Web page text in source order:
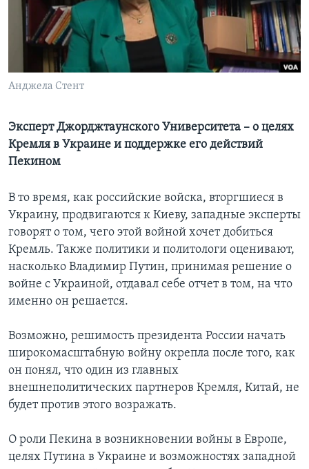
Learning English
СОЦИАЛЬНЫЕ СЕТИ
Языки
Анджела Стент
Эксперт Джорджтаунского Университета – о целях
Кремля в Украине и поддержке его действий
Пекином
В то время, как российские войска, вторгшиеся в
Украину, продвигаются к Киеву, западные эксперты
говорят о том, чего этой войной хочет добиться
Кремль. Также политики и политологи оценивают,
насколько Владимир Путин, принимая решение о
войне с Украиной, отдавал себе отчет в том, на что
именно он решается.
Возможно, решимость президента России начать
широкомасштабную войну окрепла после того, как
он понял, что один из главных
внешнеполитических партнеров Кремля, Китай, не
будет против этого возражать.
О роли Пекина в возникновении войны в Европе,
целях Путина в Украине и возможностях западной